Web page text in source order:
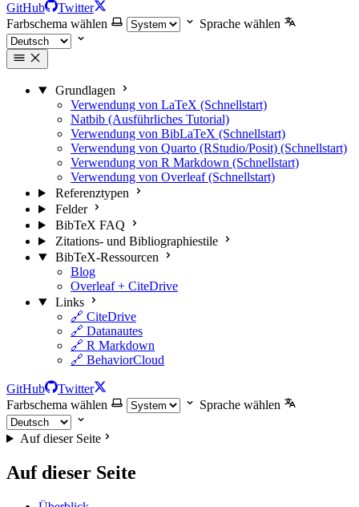
GitHub
Twitter
Farbschema wählen
Sprache wählen
Grundlagen
Verwendung von LaTeX (Schnellstart)
Natbib (Ausführliches Tutorial)
Verwendung von BibLaTeX (Schnellstart)
Verwendung von Quarto (RStudio/Posit) (Schnellstart)
Verwendung von R Markdown (Schnellstart)
Verwendung von Overleaf (Schnellstart)
Referenztypen
Felder
BibTeX FAQ
Zitations- und Bibliographiestile
BibTeX-Ressourcen
Blog
Overleaf + CiteDrive
Links
🔗 CiteDrive
🔗 Datanautes
🔗 R Markdown
🔗 BehaviorCloud
GitHub
Twitter
Farbschema wählen
Sprache wählen
Auf dieser Seite
Auf dieser Seite